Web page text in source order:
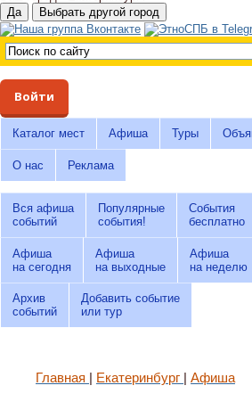
Войти
Каталог мест Афиша Туры
О нас Реклама
Вся афиша
событий
Популярные
события!
События
бесплатно
Афиша
на сегодня
Афиша
на выходные
Афиша
на неделю
Архив
событий
Добавить событие
или тур
Главная Екатеринбург Афиша